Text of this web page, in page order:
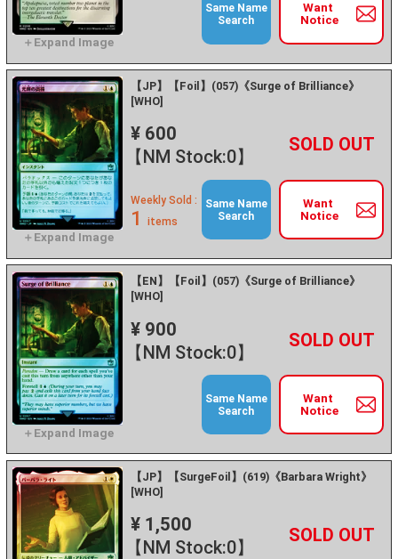
Want
Notice
Same Name
Search
【JP】【Foil】(057)《Surge of Brilliance》
[WHO]
¥ 600
【NM Stock:0】
－ +
Want
Notice
Weekly Sold :
1 items
Same Name
Search
【EN】【Foil】(057)《Surge of Brilliance》
[WHO]
¥ 900
【NM Stock:0】
－ +
Want
Notice
Same Name
Search
【JP】【SurgeFoil】(619)《Barbara Wright》
[WHO]
¥ 1,500
【NM Stock:0】
－ +